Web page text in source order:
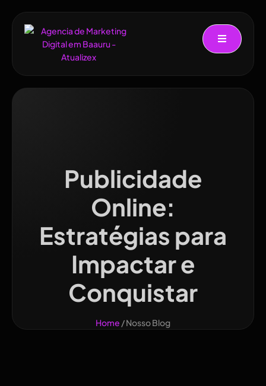
Publicidade
Online:
Estratégias para
Impactar e
Conquistar
Home / Nosso Blog